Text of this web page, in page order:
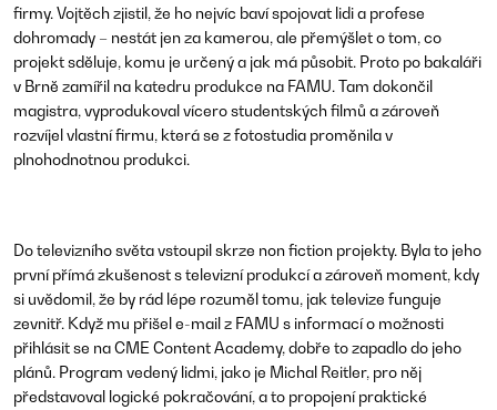
firmy. Vojtěch zjistil, že ho nejvíc baví spojovat lidi a profese
dohromady – nestát jen za kamerou, ale přemýšlet o tom, co
projekt sděluje, komu je určený a jak má působit. Proto po bakaláři
v Brně zamířil na katedru produkce na FAMU. Tam dokončil
magistra, vyprodukoval vícero studentských filmů a zároveň
rozvíjel vlastní firmu, která se z fotostudia proměnila v
plnohodnotnou produkci.
Do televizního světa vstoupil skrze non fiction projekty. Byla to jeho
první přímá zkušenost s televizní produkcí a zároveň moment, kdy
si uvědomil, že by rád lépe rozuměl tomu, jak televize funguje
zevnitř. Když mu přišel e-mail z FAMU s informací o možnosti
přihlásit se naCME Content Academy, dobře to zapadlo do jeho
plánů. Program vedený lidmi, jako je Michal Reitler, pro něj
představoval logické pokračování, a to propojení praktické